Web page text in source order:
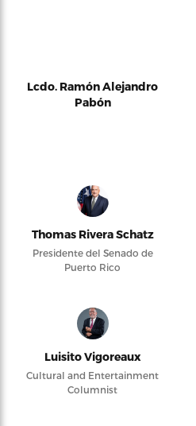
Lcdo. Ramón Alejandro
Pabón
Thomas Rivera Schatz
Presidente del Senado de
Puerto Rico
Luisito Vigoreaux
Cultural and Entertainment
Columnist